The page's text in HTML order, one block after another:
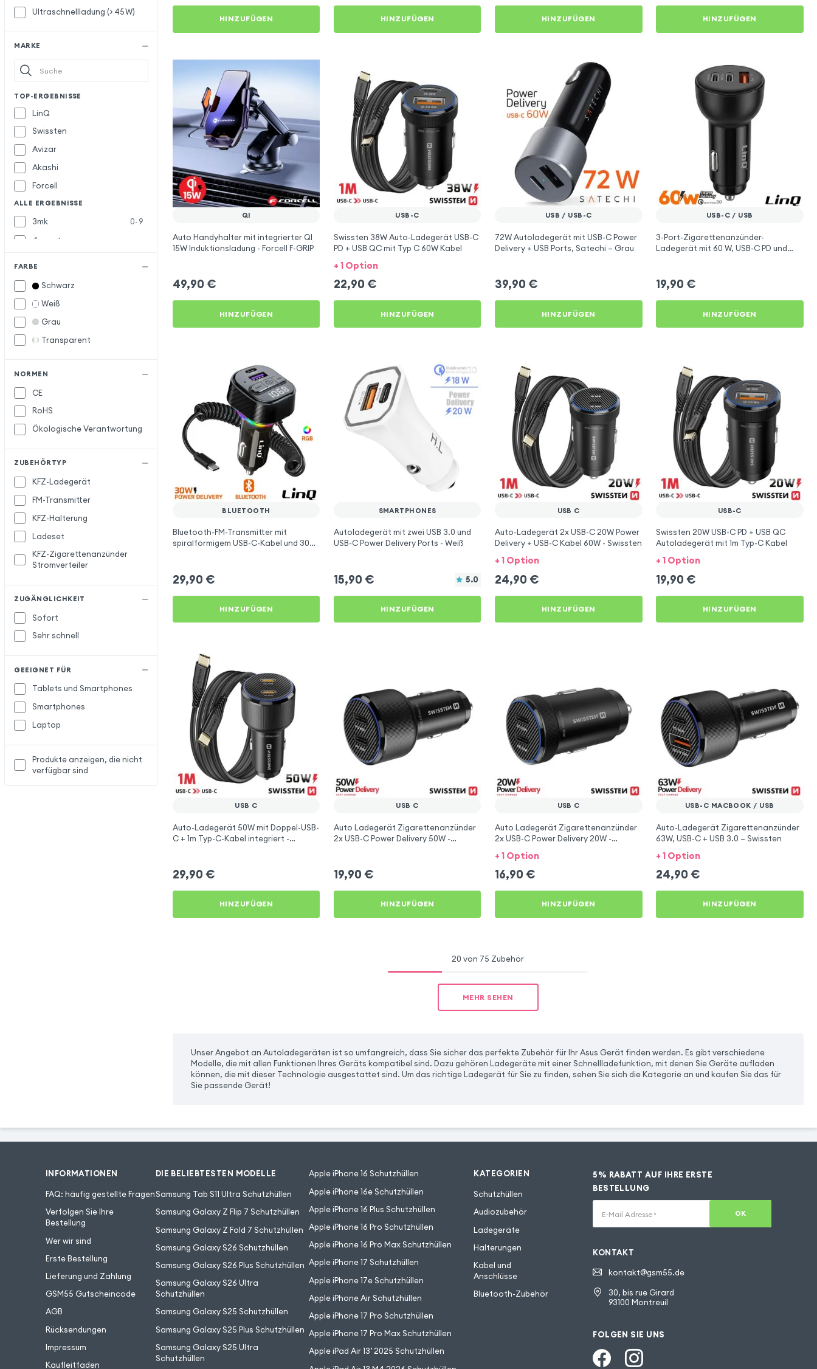
Ultraschnellladung (> 45 W)
MARKE
TOP-ERGEBNISSE
LinQ
Swissten
Avizar
Akashi
Forcell
ALLE ERGEBNISSE
3mk
0-9
4smarts
Muvit
M
Samsung
Satechi
Setty
FARBE
Schwarz
Weiß
Grau
Transparent
NORMEN
CE
RoHS
Ökologische Verantwortung
ZUBEHÖRTYP
KFZ-Ladegerät
FM-Transmitter
KFZ-Halterung
Ladeset
KFZ-Zigarettenanzünder
Stromverteiler
ZUGÄNGLICHKEIT
Sofort
Sehr schnell
GEEIGNET FÜR
Tablets und Smartphones
Smartphones
Laptop
Produkte anzeigen, die nicht
verfügbar sind
HINZUFÜGEN HINZUFÜGEN HINZUFÜGEN HINZUFÜGEN
QI
Auto Handyhalter mit integrierter QI
15W Induktionsladung - Forcell F-GRIP
49,90 €
HINZUFÜGEN
USB-C
Swissten 38W Auto-Ladegerät USB-C
PD + USB QC mit Typ C 60W Kabel
+ 1 Option
22,90 €
HINZUFÜGEN
USB / USB-C
72W Autoladegerät mit USB-C Power
Delivery + USB Ports, Satechi – Grau
39,90 €
HINZUFÜGEN
USB-C / USB
3-Port-Zigarettenanzünder-
Ladegerät mit 60 W, USB-C PD und
19,90 €
HINZUFÜGEN
BLUETOOTH
Bluetooth-FM-Transmitter mit
spiralförmigem USB-C-Kabel und 30W-
29,90 €
HINZUFÜGEN
SMARTPHONES
Autoladegerät mit zwei USB 3.0 und
USB-C Power Delivery Ports - Weiß
15,90 € 5.0
HINZUFÜGEN
USB C
Auto-Ladegerät 2x USB-C 20W Power
Delivery + USB-C Kabel 60W - Swissten
+ 1 Option
24,90 €
HINZUFÜGEN
USB-C
Swissten 20W USB-C PD + USB QC
Autoladegerät mit 1m Typ-C Kabel
+ 1 Option
19,90 €
HINZUFÜGEN
USB C
Auto-Ladegerät 50W mit Doppel-USB-
C + 1m Typ-C-Kabel integriert -
29,90 €
HINZUFÜGEN
USB C
Auto Ladegerät Zigarettenanzünder
2x USB-C Power Delivery 50W -
19,90 €
HINZUFÜGEN
USB C
Auto Ladegerät Zigarettenanzünder
2x USB-C Power Delivery 20W -
Swissten
+ 1 Option
16,90 €
HINZUFÜGEN
USB-C MACBOOK / USB
Auto-Ladegerät Zigarettenanzünder
63W, USB-C + USB 3.0 – Swissten
+ 1 Option
24,90 €
HINZUFÜGEN
20 von 75 Zubehör
MEHR SEHEN
Unser Angebot an Autoladegeräten ist so umfangreich, dass Sie sicher das perfekte Zubehör für Ihr Asus Gerät finden werden. Es gibt verschiedene
Modelle, die mit allen Funktionen Ihres Geräts kompatibel sind. Dazu gehören Ladegeräte mit einer Schnellladefunktion, mit denen Sie Geräte aufladen
können, die mit dieser Technologie ausgestattet sind. Um das richtige Ladegerät für Sie zu finden, sehen Sie sich die Kategorie an und kaufen Sie das für
Sie passende Gerät!
INFORMATIONEN
FAQ: häufig gestellte Fragen
Verfolgen Sie Ihre
Bestellung
Wer wir sind
Erste Bestellung
Lieferung und Zahlung
GSM55 Gutscheincode
AGB
Rücksendungen
Impressum
Kaufleitfaden
DIE BELIEBTESTEN MODELLE
Samsung Tab S11 Ultra Schutzhüllen
Samsung Galaxy Z Flip 7 Schutzhüllen
Samsung Galaxy Z Fold 7 Schutzhüllen
Samsung Galaxy S26 Schutzhüllen
Samsung Galaxy S26 Plus Schutzhüllen
Samsung Galaxy S26 Ultra
Schutzhüllen
Samsung Galaxy S25 Schutzhüllen
Samsung Galaxy S25 Plus Schutzhüllen
Samsung Galaxy S25 Ultra
Schutzhüllen
Apple iPhone 16 Schutzhüllen
Apple iPhone 16e Schutzhüllen
Apple iPhone 16 Plus Schutzhüllen
Apple iPhone 16 Pro Schutzhüllen
Apple iPhone 16 Pro Max Schutzhüllen
Apple iPhone 17 Schutzhüllen
Apple iPhone 17e Schutzhüllen
Apple iPhone Air Schutzhüllen
Apple iPhone 17 Pro Schutzhüllen
Apple iPhone 17 Pro Max Schutzhüllen
Apple iPad Air 13’ 2025 Schutzhüllen
KATEGORIEN
Schutzhüllen
Audiozubehör
Ladegeräte
Halterungen
Kabel und
Anschlüsse
Bluetooth-Zubehör
5% RABATT AUF IHRE ERSTE
BESTELLUNG
E-Mail Adresse * OK
KONTAKT
kontakt@gsm55.de
30, bis rue Girard
93100 Montreuil
FOLGEN SIE UNS